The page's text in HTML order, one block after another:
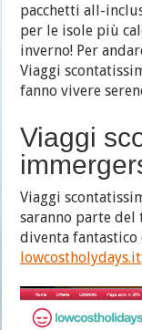
pacchetti all-
per le isole più
inverno! Per
Viaggi
fanno vivere
Viaggi
Viaggi
saranno parte del
diventa
lowcostholydays.it: